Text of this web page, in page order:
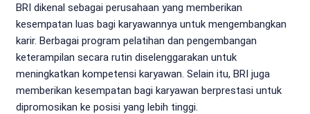
BRI dikenal sebagai perusahaan yang memberikan
kesempatan luas bagi karyawannya untuk mengembangkan
karir. Berbagai program pelatihan dan pengembangan
keterampilan secara rutin diselenggarakan untuk
meningkatkan kompetensi karyawan. Selain itu, BRI juga
memberikan kesempatan bagi karyawan berprestasi untuk
dipromosikan ke posisi yang lebih tinggi.